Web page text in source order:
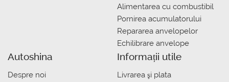
Alimentarea cu combustibil
Pornirea acumulatorului
Repararea anvelopelor
Echilibrare anvelope
Autoshina
Despre noi
Informații utile
Livrarea şi plata